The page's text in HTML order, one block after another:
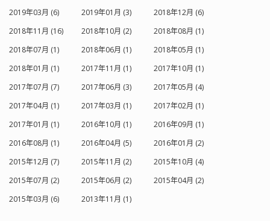
2019年03月 (6)
2019年01月 (3)
2018年12月 (6)
2018年11月 (16)
2018年10月 (2)
2018年08月 (1)
2018年07月 (1)
2018年06月 (1)
2018年05月 (1)
2018年01月 (1)
2017年11月 (1)
2017年10月 (1)
2017年07月 (7)
2017年06月 (3)
2017年05月 (4)
2017年04月 (1)
2017年03月 (1)
2017年02月 (1)
2017年01月 (1)
2016年10月 (1)
2016年09月 (1)
2016年08月 (1)
2016年04月 (5)
2016年01月 (2)
2015年12月 (7)
2015年11月 (2)
2015年10月 (4)
2015年07月 (2)
2015年06月 (2)
2015年04月 (2)
2015年03月 (6)
2013年11月 (1)